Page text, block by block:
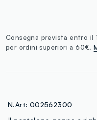
Consegna prevista entro il
per ordini superiori a 60€.
N.Art: 002562300